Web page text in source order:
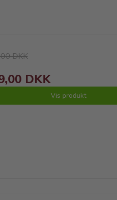
DKK
DKK
Vis produkt